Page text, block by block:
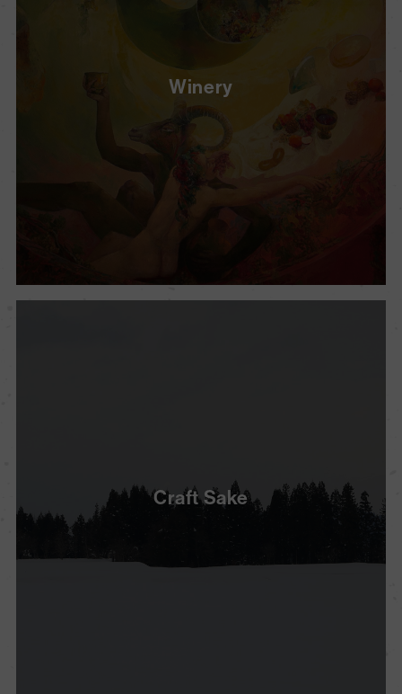
Winery
Craft Sake